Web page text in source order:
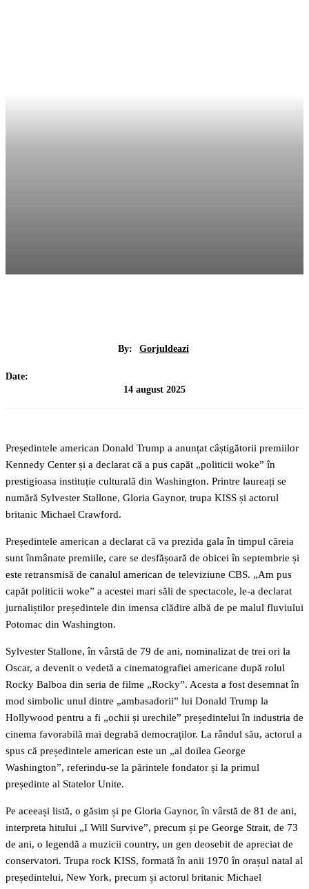
By: Gorjuldeazi
Date:
14 august 2025
Președintele american Donald Trump a anunțat câștigătorii premiilor
Kennedy Center și a declarat că a pus capăt „politicii woke” în
prestigioasa instituție culturală din Washington. Printre laureați se
numără Sylvester Stallone, Gloria Gaynor, trupa KISS și actorul
britanic Michael Crawford.
Președintele american a declarat că va prezida gala în timpul căreia
sunt înmânate premiile, care se desfășoară de obicei în septembrie și
este retransmisă de canalul american de televiziune CBS. „Am pus
capăt politicii woke” a acestei mari săli de spectacole, le-a declarat
jurnaliștilor președintele din imensa clădire albă de pe malul fluviului
Potomac din Washington.
Sylvester Stallone, în vârstă de 79 de ani, nominalizat de trei ori la
Oscar, a devenit o vedetă a cinematografiei americane după rolul
Rocky Balboa din seria de filme „Rocky”. Acesta a fost desemnat în
mod simbolic unul dintre „ambasadorii” lui Donald Trump la
Hollywood pentru a fi „ochii și urechile” președintelui în industria de
cinema favorabilă mai degrabă democraților. La rândul său, actorul a
spus că președintele american este un „al doilea George
Washington”, referindu-se la părintele fondator și la primul
președinte al Statelor Unite.
Pe aceeași listă, o găsim și pe Gloria Gaynor, în vârstă de 81 de ani,
interpreta hitului „I Will Survive”, precum și pe George Strait, de 73
de ani, o legendă a muzicii country, un gen deosebit de apreciat de
conservatori. Trupa rock KISS, formată în anii 1970 în orașul natal al
președintelui, New York, precum și actorul britanic Michael